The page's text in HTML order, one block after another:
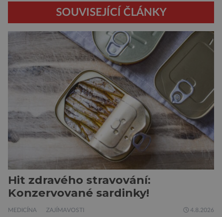
SOUVISEJÍCÍ ČLÁNKY
Hit zdravého stravování:
Konzervované sardinky!
MEDICÍNA ZAJÍMAVOSTI 4.8.2026